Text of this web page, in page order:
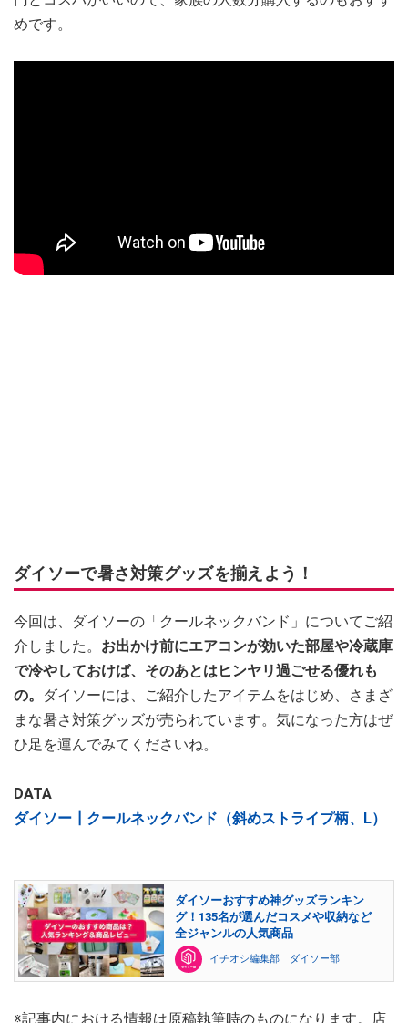
めです。
ダイソーで暑さ対策グッズを揃えよう！
今回は、ダイソーの「クールネックバンド」についてご紹
介しました。 お出かけ前にエアコンが効いた部屋や冷蔵庫
で冷やしておけば、そのあとはヒンヤリ過ごせる優れも
の。
ダイソーには、ご紹介したアイテムをはじめ、さまざ
まな暑さ対策グッズが売られています。気になった方はぜ
ひ足を運んでみてくださいね。
DATA
ダイソー┃クールネックバンド（斜めストライプ柄、L）
ダイソーおすすめ神グッズランキン
グ！135名が選んだコスメや収納など
全ジャンルの人気商品
イチオシ編集部 ダイソー部
※記事内における情報は原稿執筆時のものになります。店